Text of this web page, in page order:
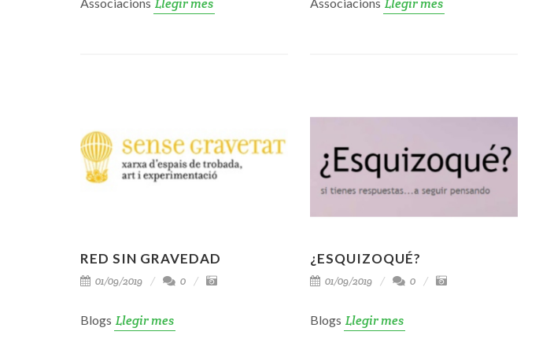
Llegir mes Llegir mes
RED SIN GRAVEDAD
01/09/2019 0
Blogs Llegir mes
¿ESQUIZOQUÉ?
01/09/2019 0
Blogs Llegir mes